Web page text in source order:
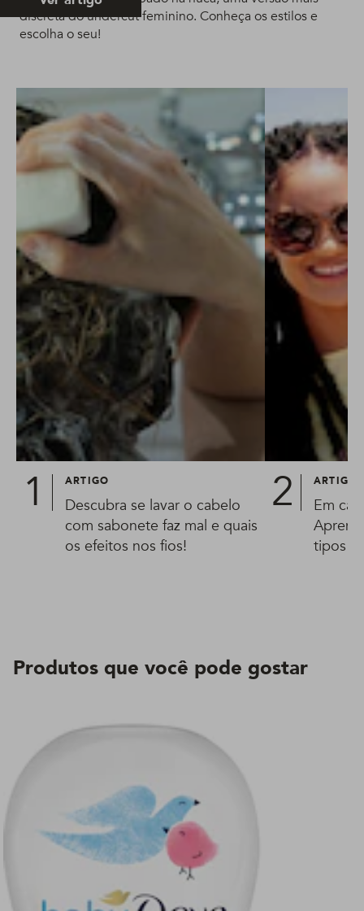
discreta do undercut feminino. Conheça os estilos e
escolha o seu!
ARTIGO
Descubra se lavar o cabelo
com sabonete faz mal e quais
os efeitos nos fios!
ARTIGO
Em
tipos
Produtos que você pode gostar